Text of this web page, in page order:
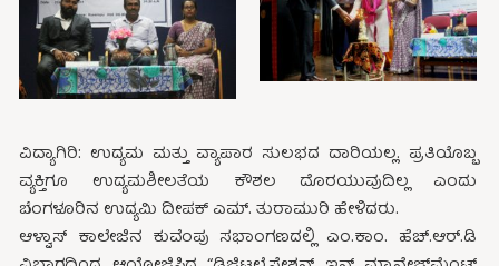
ವಿದ್ಯಾಗಿರಿ: ಉದ್ಯಮ ಮತ್ತು ವ್ಯಾಪಾರ ಸುಲಭದ ದಾರಿಯಲ್ಲ. ಪ್ರತಿಯೊಬ್ಬ
ವ್ಯಕ್ತಿಗೂ ಉದ್ಯಮಶೀಲತೆಯ ಕೌಶಲ ದೊರಯುವುದಿಲ್ಲ ಎಂದು
ಬೆಂಗಳೂರಿನ ಉದ್ಯಮಿ ದೀಪಕ್ ಎಮ್. ತುರಾಮುರಿ ಹೇಳಿದರು.
ಆಳ್ವಾಸ್ ಕಾಲೇಜಿನ ಕುವೆಂಪು ಸಭಾಂಗಣದಲ್ಲಿ ಎಂ.ಕಾಂ. ಹೆಚ್.ಆರ್.ಡಿ